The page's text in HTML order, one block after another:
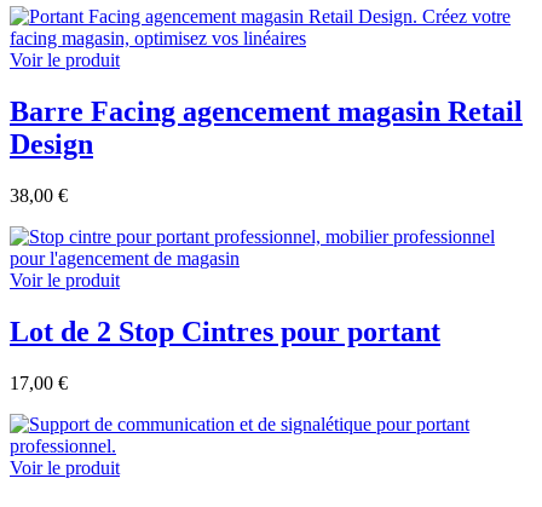
Voir le produit
Barre Facing agencement magasin Retail
Design
38,00 €
Voir le produit
Lot de 2 Stop Cintres pour portant
17,00 €
Voir le produit